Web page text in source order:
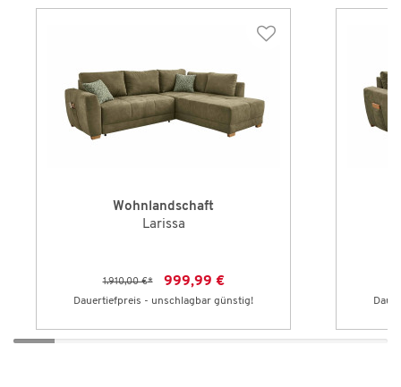
Wohnlandschaft
Larissa
1.910,00 €* 999,99 €
Dauertiefpreis - unschlagbar günstig!